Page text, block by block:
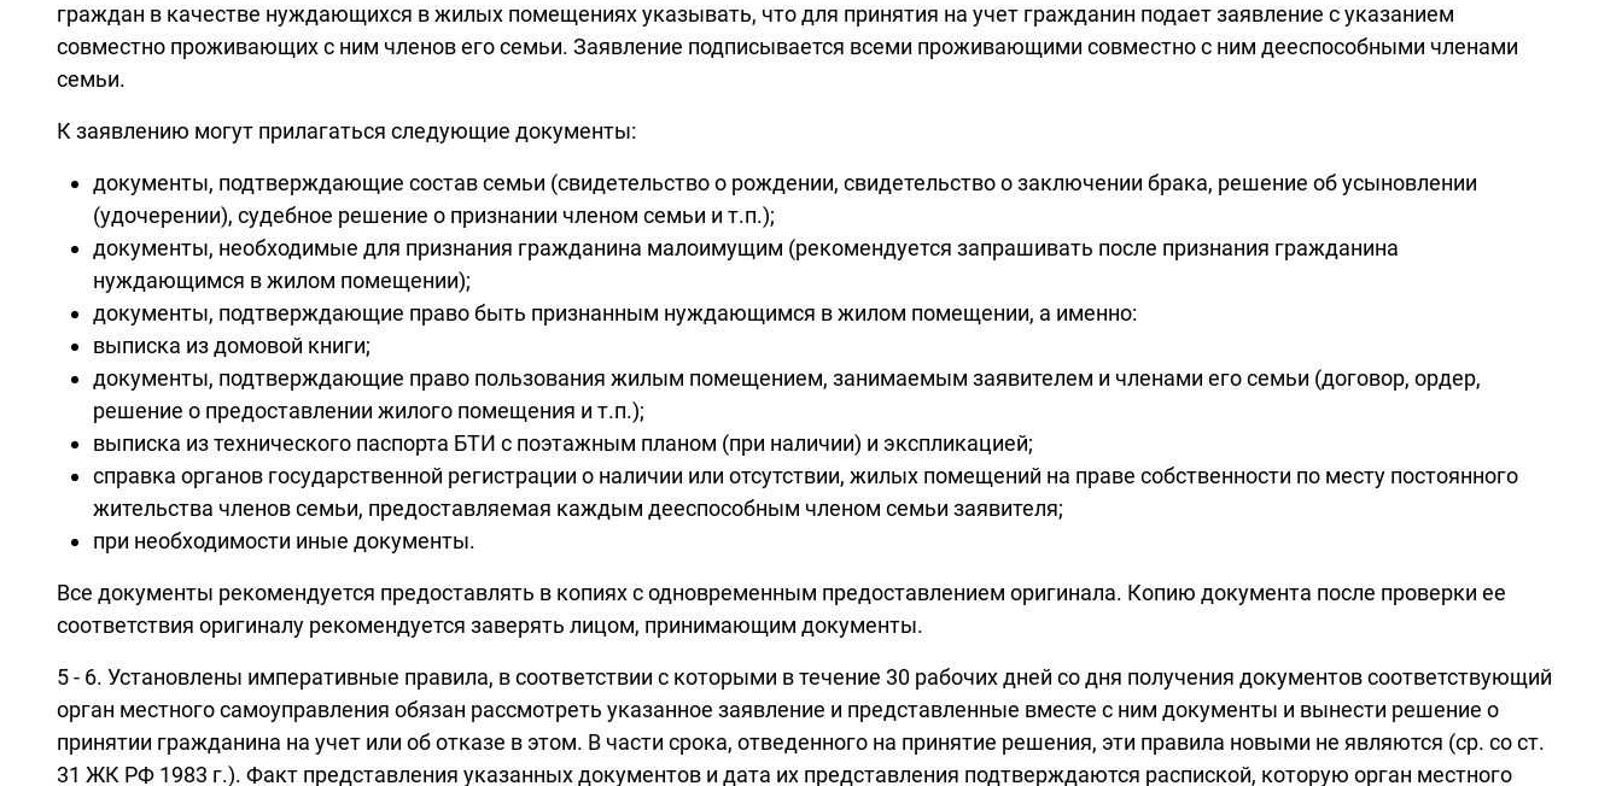
граждан в качестве нуждающихся в жилых помещениях указывать, что для принятия на учет гражданин подает заявление с указанием
совместно проживающих с ним членов его семьи. Заявление подписывается всеми проживающими совместно с ним дееспособными членами
семьи.
К заявлению могут прилагаться следующие документы:
документы, подтверждающие состав семьи (свидетельство о рождении, свидетельство о заключении брака, решение об усыновлении
(удочерении), судебное решение о признании членом семьи и т.п.);
документы, необходимые для признания гражданина малоимущим (рекомендуется запрашивать после признания гражданина
нуждающимся в жилом помещении);
документы, подтверждающие право быть признанным нуждающимся в жилом помещении, а именно:
выписка из домовой книги;
документы, подтверждающие право пользования жилым помещением, занимаемым заявителем и членами его семьи (договор, ордер,
решение о предоставлении жилого помещения и т.п.);
выписка из технического паспорта БТИ с поэтажным планом (при наличии) и экспликацией;
справка органов государственной регистрации о наличии или отсутствии, жилых помещений на праве собственности по месту постоянного
жительства членов семьи, предоставляемая каждым дееспособным членом семьи заявителя;
при необходимости иные документы.
Все документы рекомендуется предоставлять в копиях с одновременным предоставлением оригинала. Копию документа после проверки ее
соответствия оригиналу рекомендуется заверять лицом, принимающим документы.
5 - 6. Установлены императивные правила, в соответствии с которыми в течение 30 рабочих дней со дня получения документов соответствующий
орган местного самоуправления обязан рассмотреть указанное заявление и представленные вместе с ним документы и вынести решение о
принятии гражданина на учет или об отказе в этом. В части срока, отведенного на принятие решения, эти правила новыми не являются (ср. со ст.
31 ЖК РФ 1983 г.). Факт представления указанных документов и дата их представления подтверждаются распиской, которую орган местного